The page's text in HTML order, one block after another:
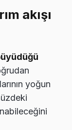
akışı
yoğun